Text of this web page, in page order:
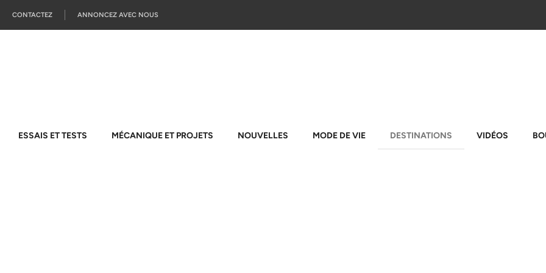
CONTACTEZ ANNONCEZ AVEC NOUS
ESSAIS ET TESTS MÉCANIQUE ET PROJETS NOUVELLES MODE DE VIE DESTINATIONS VIDÉOS